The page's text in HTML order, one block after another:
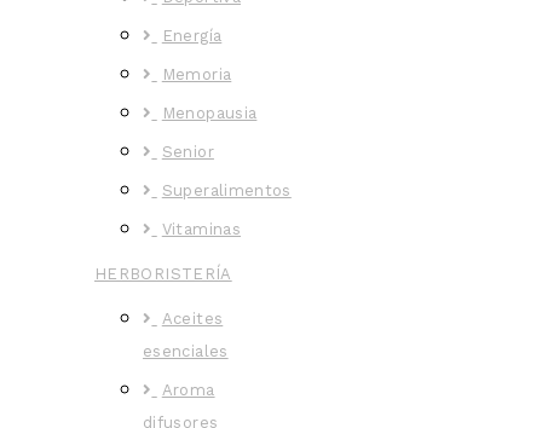
Energía
Memoria
Menopausia
Senior
Superalimentos
Vitaminas
HERBORISTERÍA
Aceites
esenciales
Aroma
difusores